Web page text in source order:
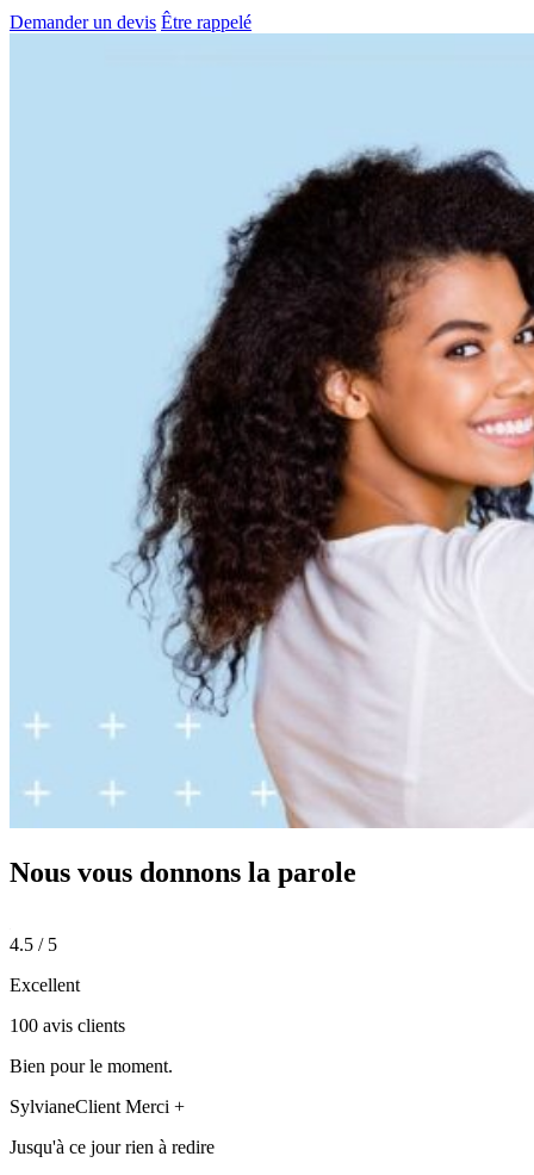
Demander un devis Être rappelé
Nous vous donnons la parole
4.5 / 5
Excellent
100 avis clients
Bien pour le moment.
SylvianeClient Merci +
Jusqu'à ce jour rien à redire